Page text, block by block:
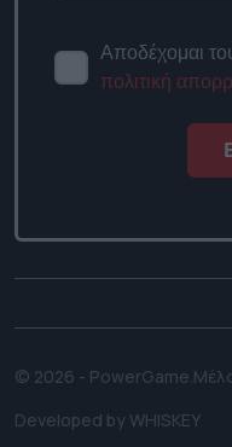
Αποδέχομαι
πολιτική
© 2026 - PowerGame.
Developed by WHISKEY